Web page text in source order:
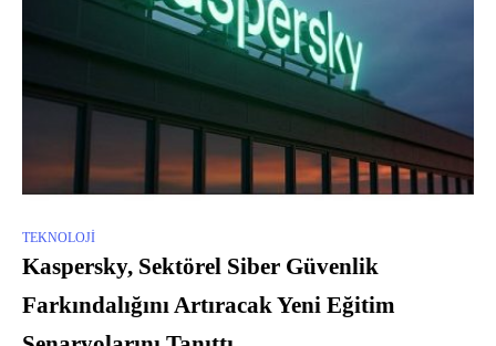
TEKNOLOJI
Kaspersky, Sektörel Siber Güvenlik
Farkındalığını Artıracak Yeni Eğitim